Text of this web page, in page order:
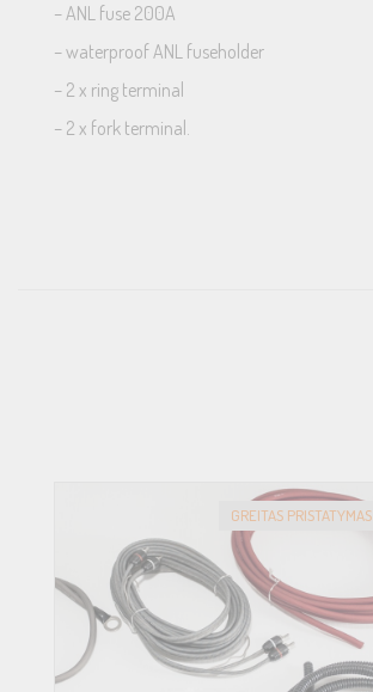
– ANL fuse 200A
– waterproof ANL fuseholder
– 2 x ring terminal
– 2 x fork terminal.
GREITAS PRISTATYMAS